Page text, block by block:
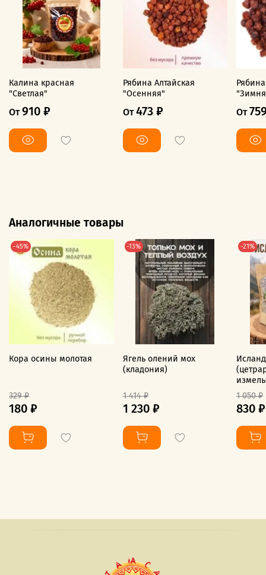
Калина красная
"Светлая"
От 910 ₽
Рябина Алтайская
"Осенняя"
От 473 ₽ От
Аналогичные товары
-45%
Кора осины молотая
329 ₽
180 ₽
-13%
Ягель олений мох
(кладония)
1 414 ₽
1 230 ₽
-21%
1 050 ₽
830 ₽